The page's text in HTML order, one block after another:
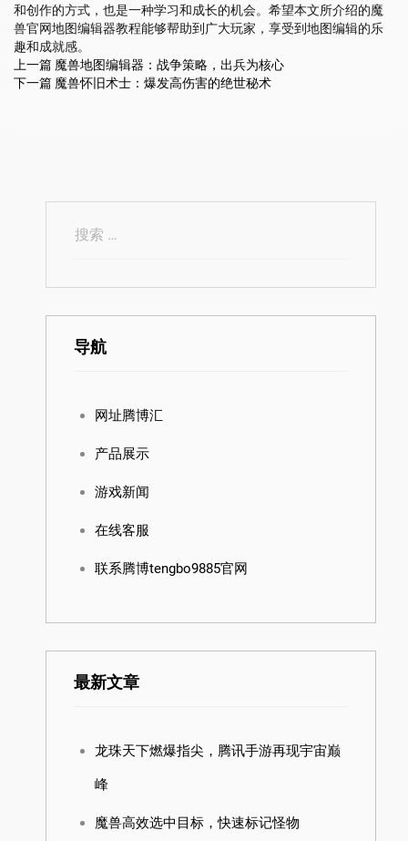
和创作的方式，也是一种学习和成长的机会。希望本文所介绍的魔
兽官网地图编辑器教程能够帮助到广大玩家，享受到地图编辑的乐
趣和成就感。
上一篇 魔兽地图编辑器：战争策略，出兵为核心
下一篇 魔兽怀旧术士：爆发高伤害的绝世秘术
导航
网址腾博汇
产品展示
游戏新闻
在线客服
联系腾博tengbo9885官网
最新文章
龙珠天下燃爆指尖，腾讯手游再现宇宙巅
峰
魔兽高效选中目标，快速标记怪物